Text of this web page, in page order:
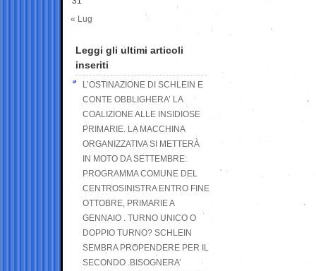
« Lug
Leggi gli ultimi articoli
inseriti
L’OSTINAZIONE DI SCHLEIN E
CONTE OBBLIGHERA’ LA
COALIZIONE ALLE INSIDIOSE
PRIMARIE. LA MACCHINA
ORGANIZZATIVA SI METTERÀ
IN MOTO DA SETTEMBRE:
PROGRAMMA COMUNE DEL
CENTROSINISTRA ENTRO FINE
OTTOBRE, PRIMARIE A
GENNAIO . TURNO UNICO O
DOPPIO TURNO? SCHLEIN
SEMBRA PROPENDERE PER IL
SECONDO .BISOGNERA’